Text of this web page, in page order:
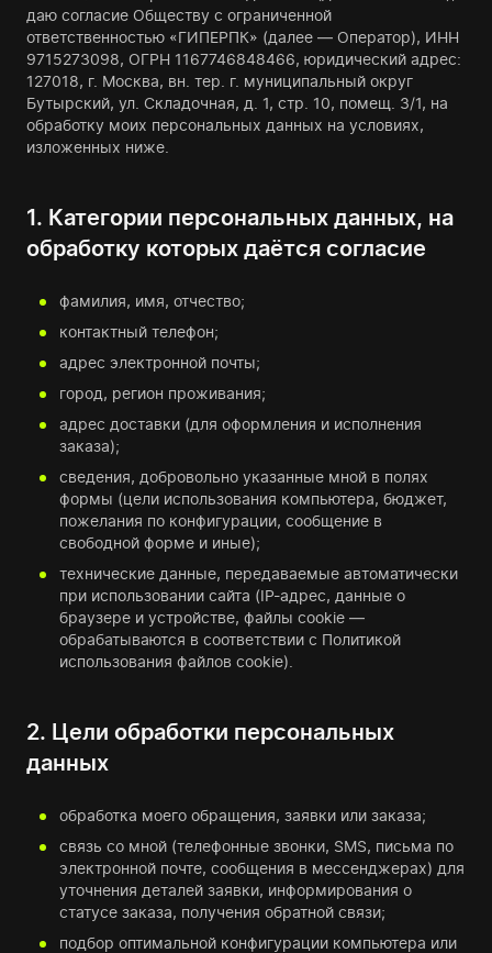
даю согласие Обществу с ограниченной
ответственностью «ГИПЕРПК» (далее — Оператор), ИНН
9715273098, ОГРН 1167746848466, юридический адрес:
127018, г. Москва, вн. тер. г. муниципальный округ
Бутырский, ул. Складочная, д. 1, стр. 10, помещ. 3/1, на
обработку моих персональных данных на условиях,
изложенных ниже.
1. Категории персональных данных, на
обработку которых даётся согласие
фамилия, имя, отчество;
контактный телефон;
адрес электронной почты;
город, регион проживания;
адрес доставки (для оформления и исполнения
заказа);
сведения, добровольно указанные мной в полях
формы (цели использования компьютера, бюджет,
пожелания по конфигурации, сообщение в
свободной форме и иные);
технические данные, передаваемые автоматически
при использовании сайта (IP-адрес, данные о
браузере и устройстве, файлы cookie —
обрабатываются в соответствии с Политикой
использования файлов cookie).
2. Цели обработки персональных
данных
обработка моего обращения, заявки или заказа;
связь со мной (телефонные звонки, SMS, письма по
электронной почте, сообщения в мессенджерах) для
уточнения деталей заявки, информирования о
статусе заказа, получения обратной связи;
подбор оптимальной конфигурации компьютера или